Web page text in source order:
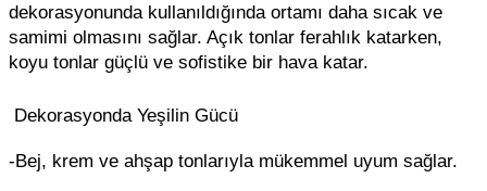
dekorasyonunda kullanıldığında ortamı daha sıcak ve
samimi olmasını sağlar. Açık tonlar ferahlık katarken,
koyu tonlar güçlü ve sofistike bir hava katar.
Dekorasyonda Yeşilin Gücü
-Bej, krem ve ahşap tonlarıyla mükemmel uyum sağlar.